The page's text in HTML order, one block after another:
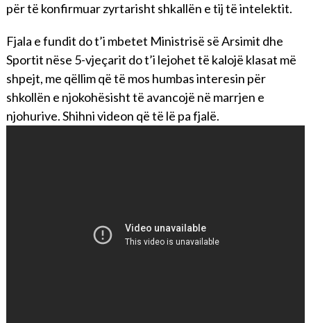
për të konfirmuar zyrtarisht shkallën e tij të intelektit.
Fjala e fundit do t’i mbetet Ministrisë së Arsimit dhe
Sportit nëse 5-vjeçarit do t’i lejohet të kalojë klasat më
shpejt, me qëllim që të mos humbas interesin për
shkollën e njokohësisht të avancojë në marrjen e
njohurive. Shihni videon që të lë pa fjalë.